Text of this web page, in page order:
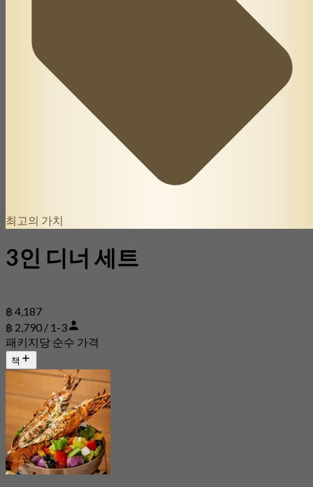
최고의 가치
3인 디너 세트
฿ 4,187
฿ 2,790 / 1-3
패키지당 순수 가격
책